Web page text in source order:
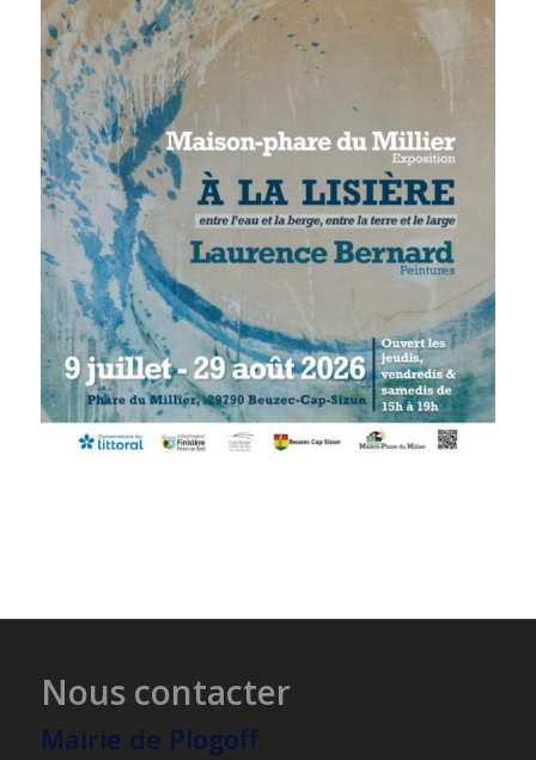
Nous contacter
Mairie de Plogoff